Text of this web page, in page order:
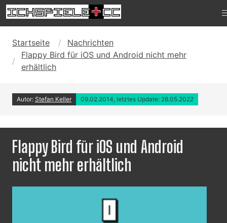
Startseite
Nachrichten
Flappy Bird für iOS und Android nicht mehr
erhältlich
Autor: Stefan Keller 09.02.2014, letztes Update: 28.05.2022
Flappy Bird für iOS und Android
nicht mehr erhältlich